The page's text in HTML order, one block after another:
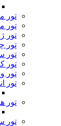
تور
تور
تور
تور
تور
تور
تور
تور
تور
تور